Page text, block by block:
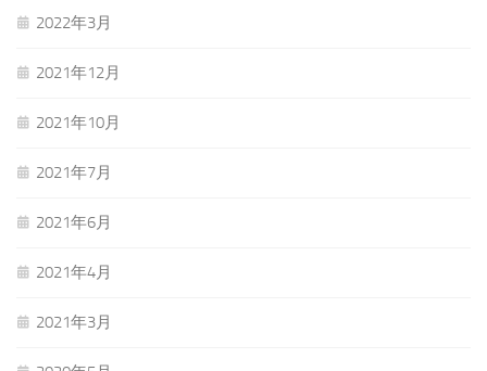
2022年3月
2021年12月
2021年10月
2021年7月
2021年6月
2021年4月
2021年3月